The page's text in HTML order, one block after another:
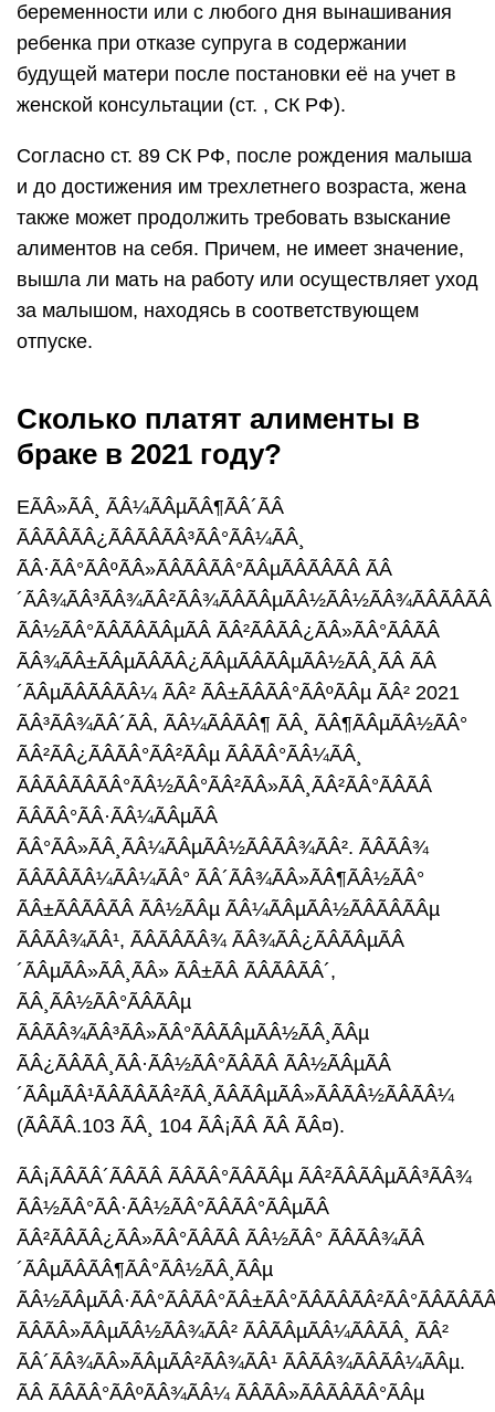
беременности или с любого дня вынашивания
ребенка при отказе супруга в содержании
будущей матери после постановки её на учет в
женской консультации (ст. , СК РФ).
Согласно ст. 89 СК РФ, после рождения малыша
и до достижения им трехлетнего возраста, жена
также может продолжить требовать взыскание
алиментов на себя. Причем, не имеет значение,
вышла ли мать на работу или осуществляет уход
за малышом, находясь в соответствующем
отпуске.
Сколько платят алименты в
браке в 2021 году?
ЕÃÂ»ÃÂ¸ ÃÂ¼ÃÂµÃÂ¶ÃÂ´ÃÂ
ÃÂÃÂÃÂ¿ÃÂÃÂÃÂ³ÃÂ°ÃÂ¼ÃÂ¸
ÃÂ·ÃÂ°ÃÂºÃÂ»ÃÂÃÂÃÂ°ÃÂµÃÂÃÂÃÂ ÃÂ
´ÃÂ¾ÃÂ³ÃÂ¾ÃÂ²ÃÂ¾ÃÂÃÂµÃÂ½ÃÂ½ÃÂ¾ÃÂÃÂÃÂ
ÃÂ½ÃÂ°ÃÂÃÂÃÂµÃÂ ÃÂ²ÃÂÃÂ¿ÃÂ»ÃÂ°ÃÂÃÂ
ÃÂ¾ÃÂ±ÃÂµÃÂÃÂ¿ÃÂµÃÂÃÂµÃÂ½ÃÂ¸ÃÂ ÃÂ
´ÃÂµÃÂÃÂÃÂ¼ ÃÂ² ÃÂ±ÃÂÃÂ°ÃÂºÃÂµ ÃÂ² 2021
ÃÂ³ÃÂ¾ÃÂ´ÃÂ, ÃÂ¼ÃÂÃÂ¶ ÃÂ¸ ÃÂ¶ÃÂµÃÂ½ÃÂ°
ÃÂ²ÃÂ¿ÃÂÃÂ°ÃÂ²ÃÂµ ÃÂÃÂ°ÃÂ¼ÃÂ¸
ÃÂÃÂÃÂÃÂ°ÃÂ½ÃÂ°ÃÂ²ÃÂ»ÃÂ¸ÃÂ²ÃÂ°ÃÂÃÂ
ÃÂÃÂ°ÃÂ·ÃÂ¼ÃÂµÃÂ
ÃÂ°ÃÂ»ÃÂ¸ÃÂ¼ÃÂµÃÂ½ÃÂÃÂ¾ÃÂ². ÃÂÃÂ¾
ÃÂÃÂÃÂ¼ÃÂ¼ÃÂ° ÃÂ´ÃÂ¾ÃÂ»ÃÂ¶ÃÂ½ÃÂ°
ÃÂ±ÃÂÃÂÃÂ ÃÂ½ÃÂµ ÃÂ¼ÃÂµÃÂ½ÃÂÃÂÃÂµ
ÃÂÃÂ¾ÃÂ¹, ÃÂÃÂÃÂ¾ ÃÂ¾ÃÂ¿ÃÂÃÂµÃÂ
´ÃÂµÃÂ»ÃÂ¸ÃÂ» ÃÂ±ÃÂ ÃÂÃÂÃÂ´,
ÃÂ¸ÃÂ½ÃÂ°ÃÂÃÂµ
ÃÂÃÂ¾ÃÂ³ÃÂ»ÃÂ°ÃÂÃÂµÃÂ½ÃÂ¸ÃÂµ
ÃÂ¿ÃÂÃÂ¸ÃÂ·ÃÂ½ÃÂ°ÃÂÃÂ ÃÂ½ÃÂµÃÂ
´ÃÂµÃÂ¹ÃÂÃÂÃÂ²ÃÂ¸ÃÂÃÂµÃÂ»ÃÂÃÂ½ÃÂÃÂ¼
(ÃÂÃÂ.103 ÃÂ¸ 104 ÃÂ¡ÃÂ ÃÂ ÃÂ¤).
ÃÂ¡ÃÂÃÂ´ÃÂÃÂ ÃÂÃÂ°ÃÂÃÂµ ÃÂ²ÃÂÃÂµÃÂ³ÃÂ¾
ÃÂ½ÃÂ°ÃÂ·ÃÂ½ÃÂ°ÃÂÃÂ°ÃÂµÃÂ
ÃÂ²ÃÂÃÂ¿ÃÂ»ÃÂ°ÃÂÃÂ ÃÂ½ÃÂ° ÃÂÃÂ¾ÃÂ
´ÃÂµÃÂÃÂ¶ÃÂ°ÃÂ½ÃÂ¸ÃÂµ
ÃÂÃÂ»ÃÂµÃÂ½ÃÂ¾ÃÂ² ÃÂÃÂµÃÂ¼ÃÂÃÂ¸ ÃÂ²
ÃÂ´ÃÂ¾ÃÂ»ÃÂµÃÂ²ÃÂ¾ÃÂ¹ ÃÂÃÂ¾ÃÂÃÂ¼ÃÂµ.
ÃÂ ÃÂÃÂ°ÃÂºÃÂ¾ÃÂ¼ ÃÂÃÂ»ÃÂÃÂÃÂ°ÃÂµ